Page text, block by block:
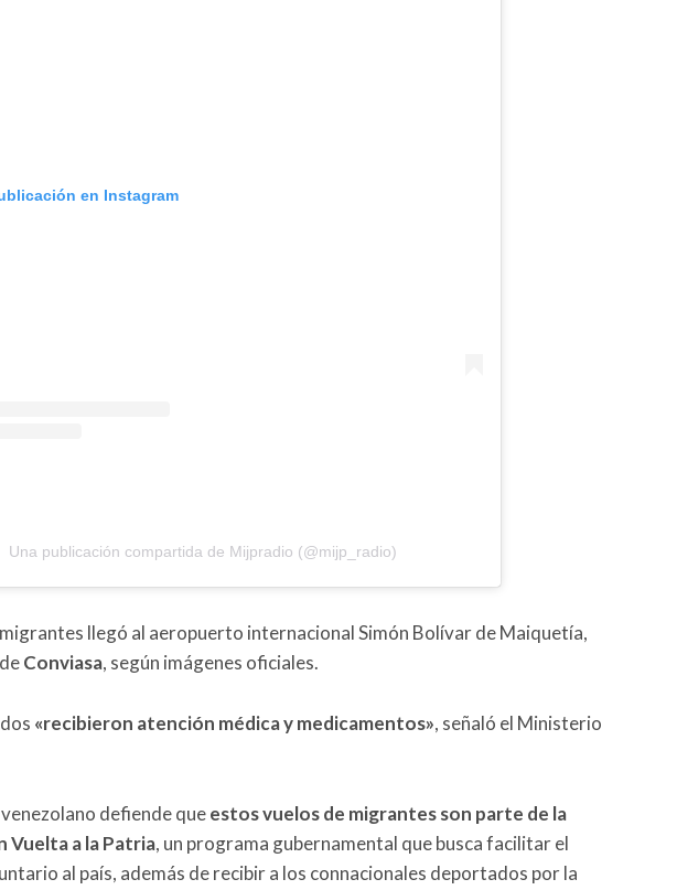
en Instagram
Una publicación compartida de Mijpradio (@mijp_radio)
llegó al aeropuerto internacional Simón Bolívar de Maiquetía,
Conviasa, según imágenes oficiales.
«recibieron atención médica y medicamentos», señaló el Ministerio
defiende queestos vuelos de migrantes son parte de la
Vuelta a la Patria, un programa gubernamental que busca facilitar el
al país, además de recibir a los connacionales deportados por la